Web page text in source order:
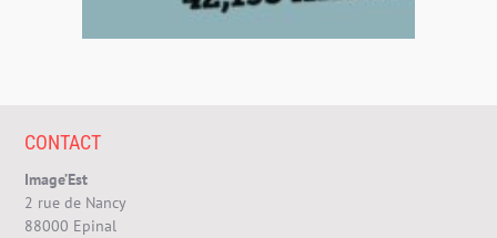
CONTACT
Image’Est
2 rue de Nancy
88000 Epinal